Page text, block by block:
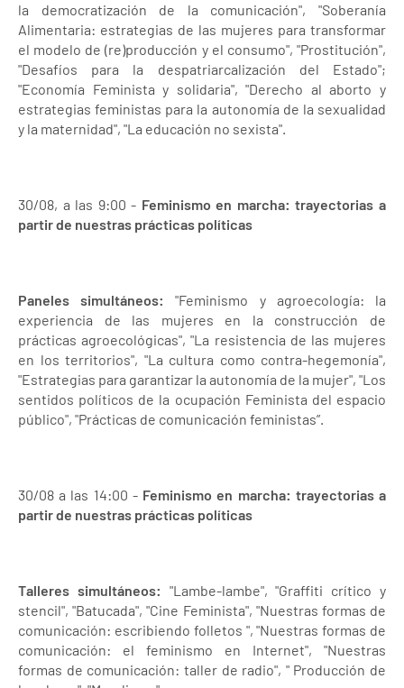
la democratización de la comunicación", "Soberanía
Alimentaria: estrategias de las mujeres para transformar
el modelo de (re)producción y el consumo", "Prostitución",
"Desafíos para la despatriarcalización del Estado";
"Economía Feminista y solidaria", "Derecho al aborto y
estrategias feministas para la autonomía de la sexualidad
y la maternidad", "La educación no sexista".
30/08, a las 9:00 - Feminismo en marcha: trayectorias a
partir de nuestras prácticas políticas
Paneles simultáneos:
"Feminismo y agroecología: la
experiencia de las mujeres en la construcción de
prácticas agroecológicas", "La resistencia de las mujeres
en los territorios", "La cultura como contra-hegemonía",
"Estrategias para garantizar la autonomía de la mujer", "Los
sentidos políticos de la ocupación Feminista del espacio
público", "Prácticas de comunicación feministas”.
30/08 a las 14:00 - Feminismo en marcha: trayectorias a
partir de nuestras prácticas políticas
Talleres simultáneos: "Lambe-lambe", "Graffiti crítico y
stencil", "Batucada", "Cine Feminista", "Nuestras formas de
comunicación: escribiendo folletos ", "Nuestras formas de
comunicación: el feminismo en Internet", "Nuestras
formas de comunicación: taller de radio", " Producción de